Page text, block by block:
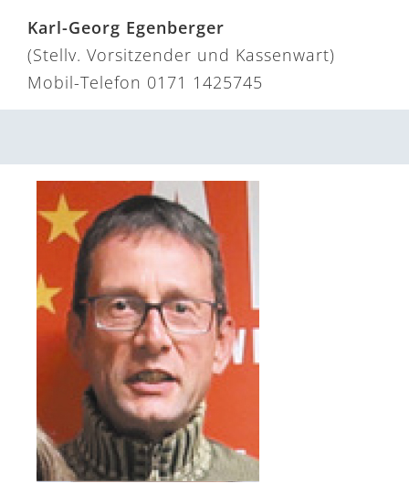
Karl-Georg Egenberger
(Stellv. Vorsitzender und Kassenwart)
Mobil-Telefon 0171 1425745